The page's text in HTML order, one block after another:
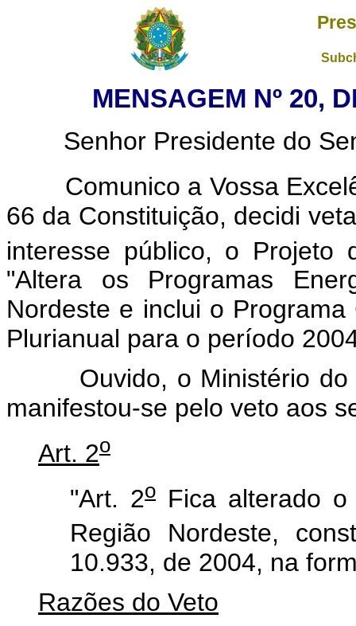
MENSAGEM Nº 20,
Senhor Presidente do
Comunico a Vossa
66 da Constituição, decidi
interesse público, o Projeto
"Altera os Programas
Nordeste e inclui o
Plurianual para o período
Ouvido, o Ministério do
manifestou-se pelo veto aos
Art. 2o
"Art. 2oFica alterado o
Região Nordeste,
10.933, de 2004, na
Razões do Veto